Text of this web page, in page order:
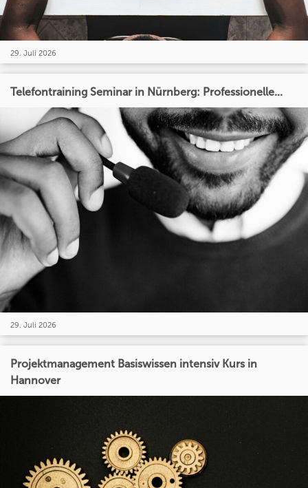
29. Juli 2026
Telefontraining Seminar in Nürnberg: Professionelle...
29. Juli 2026
Projektmanagement Basiswissen intensiv Kurs in
Hannover